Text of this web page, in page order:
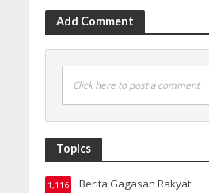
Add Comment
Click here to post a comment
Topics
Berita Gagasan Rakyat
1,116